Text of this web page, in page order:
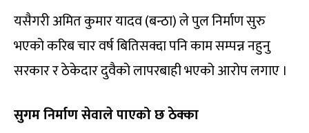
यसैगरी अमित कुमार यादव (बन्ठा) ले पुल निर्माण सुरु
भएको करिब चार वर्ष बितिसक्दा पनि काम सम्पन्न नहुनु
सरकार र ठेकेदार दुवैको लापरबाही भएको आरोप लगाए ।
सुगम निर्माण सेवाले पाएको छ ठेक्का